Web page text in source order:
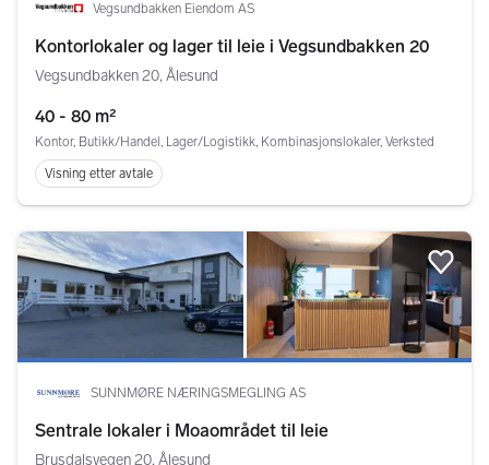
Vegsundbakken Eiendom AS
Kontorlokaler og lager til leie i Vegsundbakken 20
Vegsundbakken 20, Ålesund
40 - 80 m²
Kontor, Butikk/Handel, Lager/Logistikk, Kombinasjonslokaler, Verksted
Visning etter avtale
SUNNMØRE NÆRINGSMEGLING AS
Sentrale lokaler i Moaområdet til leie
Brusdalsvegen 20, Ålesund